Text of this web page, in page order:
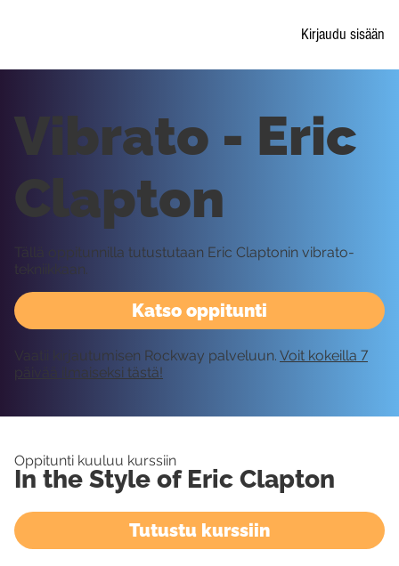
Kirjaudu sisään
Katso oppitunti
Vibrato - Eric
Clapton
Tällä oppitunnilla tutustutaan Eric Claptonin vibrato-
tekniikkaan.
Vaatii kirjautumisen Rockway palveluun. Voit kokeilla 7
päivää ilmaiseksi tästä!
Oppitunti kuuluu kurssiin
In the Style of Eric Clapton
Tutustu kurssiin